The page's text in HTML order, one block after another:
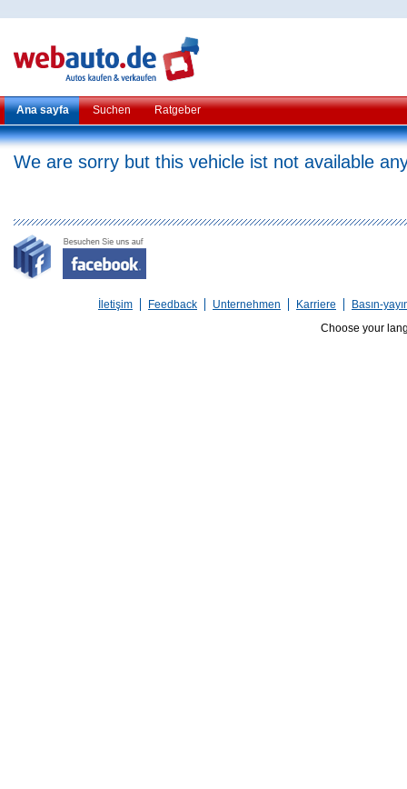
Ana sayfa Suchen Ratgeber
We are sorry but this vehicle ist not available
İletişim Feedback Unternehmen Karriere
Basın-
Choose your